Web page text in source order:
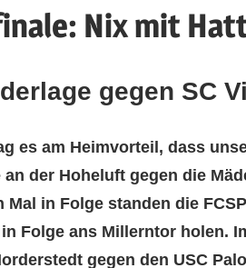
Nix mit
gegen SC
es am Heimvorteil, dass
an der Hoheluft gegen die
Mal in Folge standen die
Folge ans Millerntor holen.
gegen den USC